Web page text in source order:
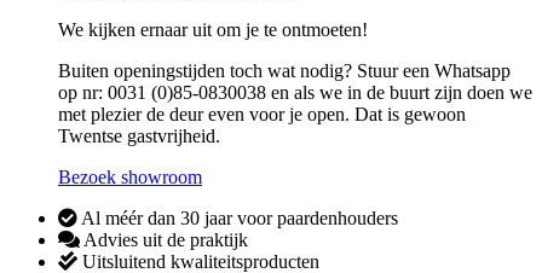
We kijken ernaar uit om je te ontmoeten!
Buiten openingstijden toch wat nodig? Stuur een Whatsapp
op nr: 0031 (0)85-0830038 en als we in de buurt zijn doen we
met plezier de deur even voor je open. Dat is gewoon
Twentse gastvrijheid.
Bezoek showroom
Al méér dan 30 jaar voor paardenhouders
Advies uit de praktijk
Uitsluitend kwaliteitsproducten